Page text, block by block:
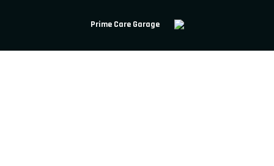
Prime Care Garage